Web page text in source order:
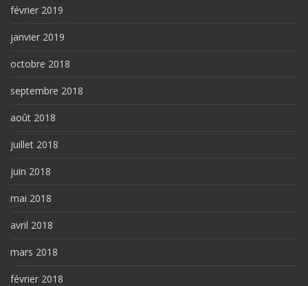
février 2019
janvier 2019
octobre 2018
septembre 2018
août 2018
juillet 2018
juin 2018
mai 2018
avril 2018
mars 2018
février 2018